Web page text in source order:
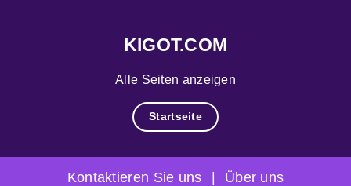
Alle Seiten anzeigen
KIGOT.COM
Startseite
Kontaktieren Sie uns | Über uns